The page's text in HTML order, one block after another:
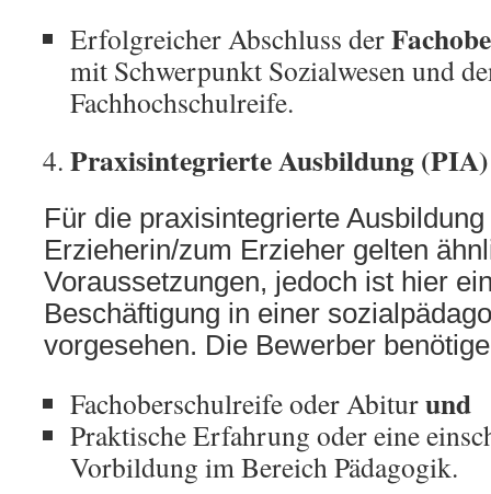
Erfolgreicher Abschluss der
mit Schwerpunkt Sozialwesen und
Fachhochschulreife.
Praxisintegrierte Ausbildung (PIA)
Für die praxisintegrierte
Erzieherin/zum Erzieher gelten
Voraussetzungen, jedoch ist hier
Beschäftigung in einer
vorgesehen. Die Bewerber
Fachoberschulreife oder Abiturund
Praktische Erfahrung oder eine
Vorbildung im Bereich Pädagogik.